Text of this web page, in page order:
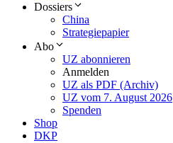
Dossiers
China
Strategiepapier
Abo
UZ abonnieren
Anmelden
UZ als PDF (Archiv)
UZ vom 7. August 2026
Spenden
Shop
DKP